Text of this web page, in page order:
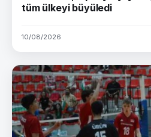
tüm ülkeyi büyüledi
10/08/2026